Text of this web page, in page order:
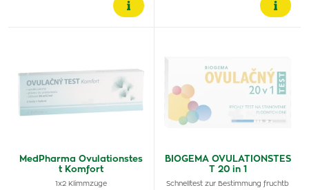
MedPharma Ovulationstes
t Komfort
1x2 Klimmzüge
BIOGEMA OVULATIONSTES
T 20 in 1
Schnelltest zur Bestimmung fruchtb